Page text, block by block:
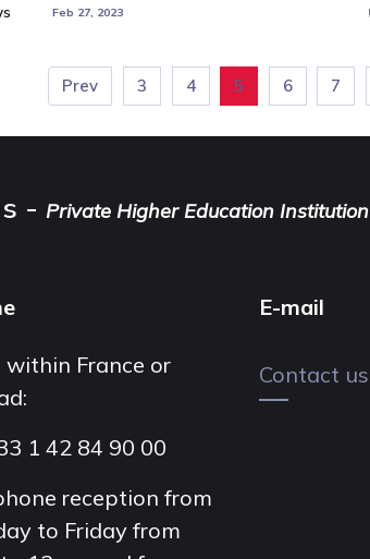
Feb 27, 2023
Prev 3 4 5 6 7
- Private Higher Education Institution
within France or
1 42 84 90 00
reception from
to Friday from
E-mail
Contact us